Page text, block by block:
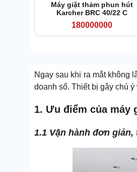
Máy giặt thảm phun hút
Karcher BRC 40/22 C
180000000
Ngay sau khi ra mắt không
doanh số. Thiết bị gây chú
1. Ưu điểm của máy
1.1 Vận hành đơn